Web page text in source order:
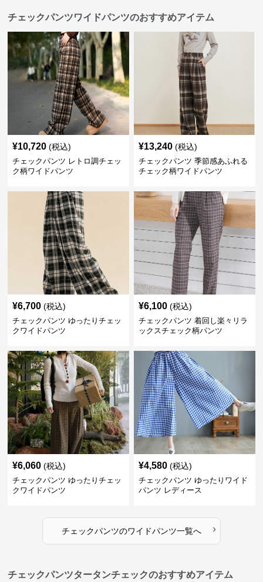
チェックパンツワイドパンツのおすすめアイテム
¥10,720 (税込)
チェックパンツ レトロ調チェッ
ク柄ワイドパンツ
¥13,240 (税込)
チェックパンツ 季節感あふれる
チェック柄ワイドパンツ
¥6,700 (税込)
チェックパンツ ゆったりチェッ
クワイドパンツ
¥6,100 (税込)
チェックパンツ 着回し楽々リラ
ックスチェック柄パンツ
¥6,060 (税込)
チェックパンツ ゆったりチェッ
クワイドパンツ
¥4,580 (税込)
チェックパンツ ゆったりワイド
パンツ レディース
チェックパンツのワイドパンツ一覧へ ›
チェックパンツタータンチェックのおすすめアイテム